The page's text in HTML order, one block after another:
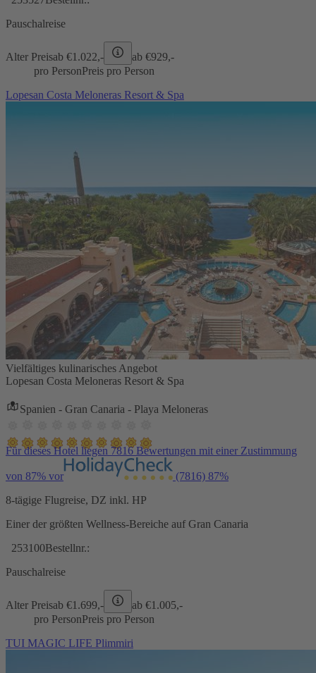
Pauschalreise
Alter Preisab €1.022,- ab €929,-
pro PersonPreis pro Person
Lopesan Costa Meloneras Resort & Spa
Vielfältiges kulinarisches Angebot
Lopesan Costa Meloneras Resort & Spa
Spanien - Gran Canaria - Playa Meloneras
Für dieses Hotel liegen 7816 Bewertungen mit einer Zustimmung
von 87% vor (7816) 87%
8-tägige Flugreise, DZ inkl. HP
Einer der größten Wellness-Bereiche auf Gran Canaria
253100Bestellnr.:
Pauschalreise
Alter Preisab €1.699,- ab €1.005,-
pro PersonPreis pro Person
TUI MAGIC LIFE Plimmiri